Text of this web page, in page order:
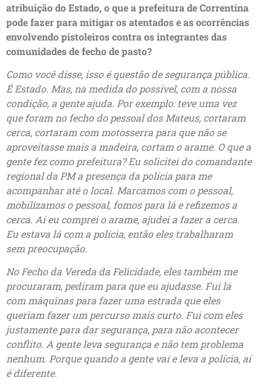
atribuição do Estado, o que a prefeitura de Correntina
pode fazer para mitigar os atentados e as ocorrências
envolvendo pistoleiros contra os integrantes das
comunidades de fecho de pasto?
Como você disse, isso é questão de segurança pública.
É Estado. Mas, na medida do possível, com a nossa
condição, a gente ajuda. Por exemplo: teve uma vez
que foram no fecho do pessoal dos Mateus, cortaram
cerca, cortaram com motosserra para que não se
aproveitasse mais a madeira, cortam o arame. O que a
gente fez como prefeitura? Eu solicitei do comandante
regional da PM a presença da polícia para me
acompanhar até o local. Marcamos com o pessoal,
mobilizamos o pessoal, fomos para lá e refizemos a
cerca. Aí eu comprei o arame, ajudei a fazer a cerca.
Eu estava lá com a polícia, então eles trabalharam
sem preocupação.
No Fecho da Vereda da Felicidade, eles também me
procuraram, pediram para que eu ajudasse. Fui lá
com máquinas para fazer uma estrada que eles
queriam fazer um percurso mais curto. Fui com eles
justamente para dar segurança, para não acontecer
conflito. A gente leva segurança e não tem problema
nenhum. Porque quando a gente vai e leva a polícia, aí
é diferente.